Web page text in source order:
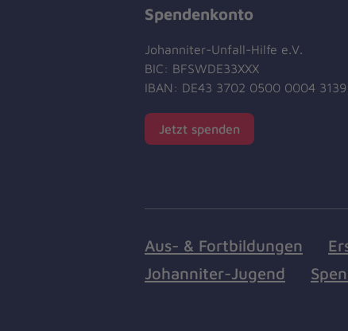
Spendenkonto
Johanniter-Unfall-Hilfe e.V.
BIC: BFSWDE33XXX
IBAN: DE43 3702 0500 0004 3139
Jetzt spenden
Aus- & Fortbildungen
Johanniter-Jugend